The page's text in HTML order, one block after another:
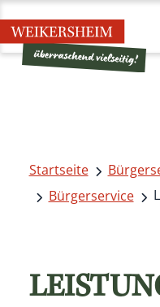
Startseite
Bürgerservice